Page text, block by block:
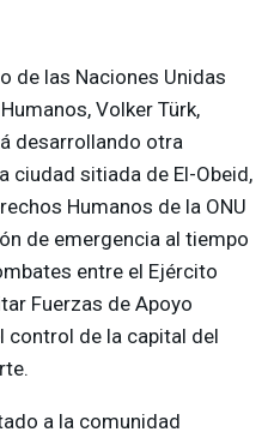
de las Naciones Unidas
Volker Türk,
desarrollando otra
ciudad sitiada de El-Obeid,
Humanos de la ONU
de emergencia al tiempo
entre el Ejército
Fuerzas de Apoyo
control de la capital del
a la comunidad